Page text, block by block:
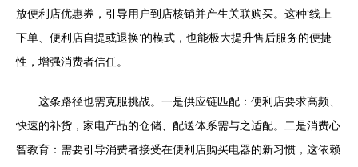
放便利店优惠券，引导用户到店核销并产生关联购买。这种‘线上
下单、便利店自提或退换’的模式，也能极大提升售后服务的便捷
性，增强消费者信任。
这条路径也需克服挑战。一是供应链匹配：便利店要求高频、
快速的补货，家电产品的仓储、配送体系需与之适配。二是消费心
智教育：需要引导消费者接受在便利店购买电器的新习惯，这依赖